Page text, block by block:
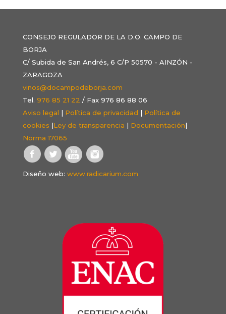
CONSEJO REGULADOR DE LA D.O. CAMPO DE
BORJA
C/ Subida de San Andrés, 6 C/P 50570 - AINZÓN -
ZARAGOZA
vinos@docampodeborja.com
Tel. 976 85 21 22 / Fax 976 86 88 06
Aviso legal | Política de privacidad | Política de
cookies |Ley de transparencia | Documentación|
Norma 17065
Diseño web: www.radicarium.com